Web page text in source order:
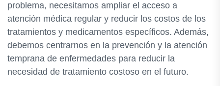
problema, necesitamos ampliar el acceso a
atención médica regular y reducir los costos de los
tratamientos y medicamentos específicos. Además,
debemos centrarnos en la prevención y la atención
temprana de enfermedades para reducir la
necesidad de tratamiento costoso en el futuro.